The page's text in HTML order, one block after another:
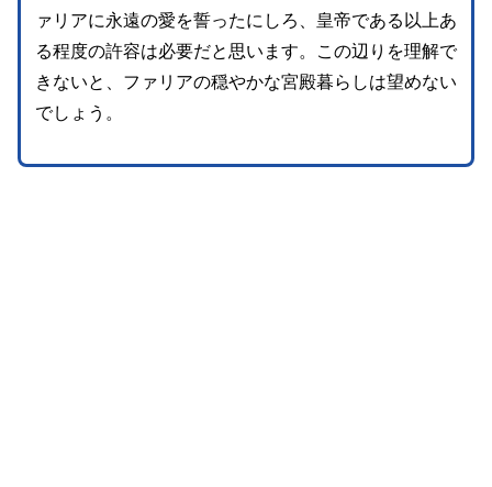
ァリアに永遠の愛を誓ったにしろ、皇帝である以上あ
る程度の許容は必要だと思います。この辺りを理解で
きないと、ファリアの穏やかな宮殿暮らしは望めない
でしょう。